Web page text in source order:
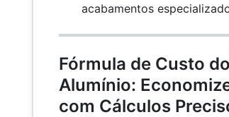
acabamentos
Fórmula de Custo
Alumínio:
com Cálculos